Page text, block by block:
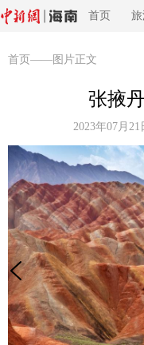
首页
首页 ——图片正文
张掖
2023年07月